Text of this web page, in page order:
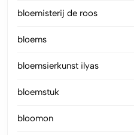
bloemisterij de roos
bloems
bloemsierkunst ilyas
bloemstuk
bloomon